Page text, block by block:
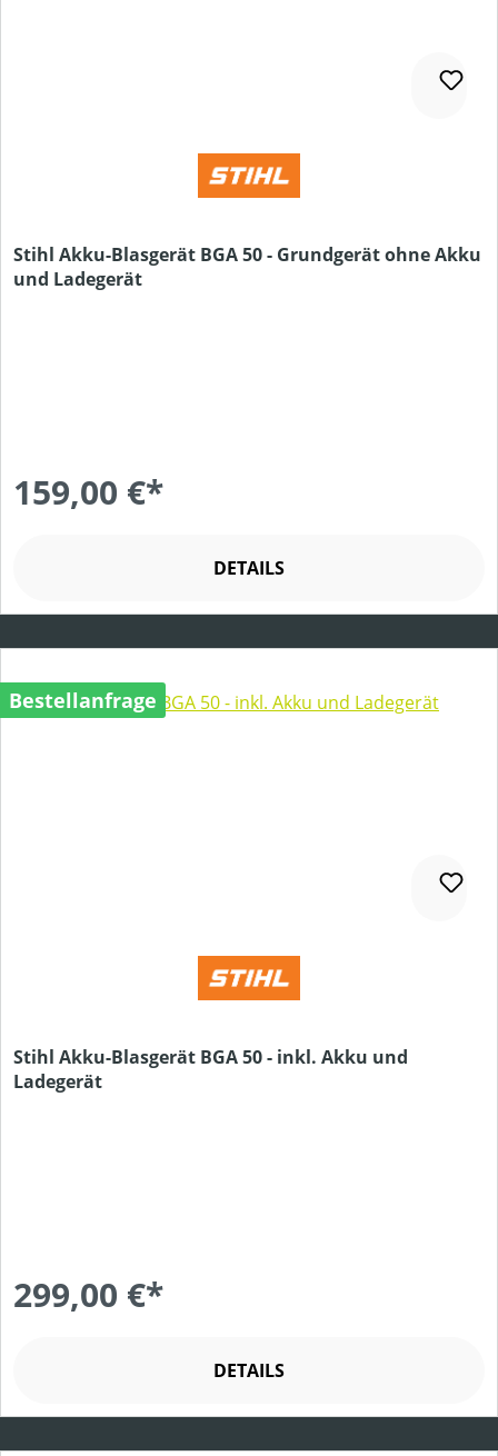
Stihl Akku-Blasgerät BGA 50 - Grundgerät ohne Akku
und Ladegerät
159,00 €*
DETAILS
Bestellanfrage
Stihl Akku-Blasgerät BGA 50 - inkl. Akku und
Ladegerät
299,00 €*
DETAILS